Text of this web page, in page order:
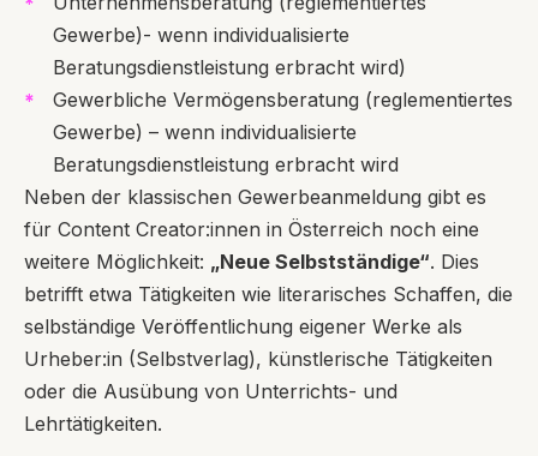
Gewerbe)- wenn individualisierte
Beratungsdienstleistung erbracht wird)
Gewerbliche Vermögensberatung (reglementiertes
Gewerbe) – wenn individualisierte
Beratungsdienstleistung erbracht wird
Neben der klassischen Gewerbeanmeldung gibt es
für Content Creator:innen in Österreich noch eine
weitere Möglichkeit: „Neue Selbstständige“. Dies
betrifft etwa Tätigkeiten wie literarisches Schaffen, die
selbständige Veröffentlichung eigener Werke als
Urheber:in (Selbstverlag), künstlerische Tätigkeiten
oder die Ausübung von Unterrichts- und
Lehrtätigkeiten.